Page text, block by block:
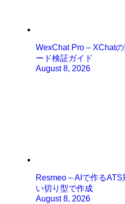
WexChat Pro – XChat
ード検証ガイド
August 8, 2026
Resmeo – AIで作る
い切り型で作成
August 8, 2026